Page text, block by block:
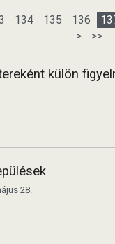
134 135 136
>
>>
külön
28.